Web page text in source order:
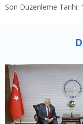
Son Düzenleme Tarihi: